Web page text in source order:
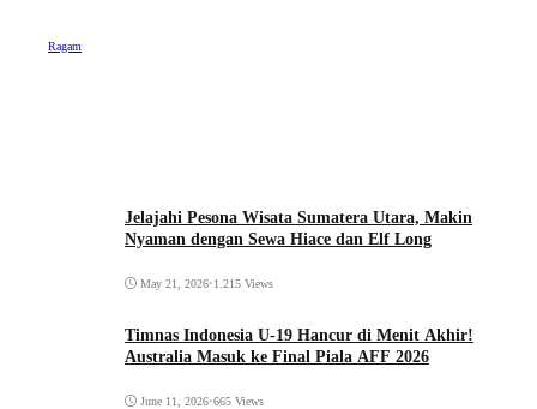
Ragam
Jelajahi Pesona Wisata Sumatera Utara, Makin
Nyaman dengan Sewa Hiace dan Elf Long
May 21, 2026•1.215 Views
Timnas Indonesia U-19 Hancur di Menit Akhir!
Australia Masuk ke Final Piala AFF 2026
June 11, 2026•665 Views